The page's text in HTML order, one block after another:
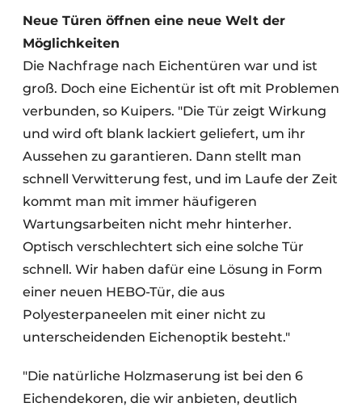
Neue Türen öffnen eine neue Welt der
Möglichkeiten
Die Nachfrage nach Eichentüren war und ist
groß. Doch eine Eichentür ist oft mit Problemen
verbunden, so Kuipers. "Die Tür zeigt Wirkung
und wird oft blank lackiert geliefert, um ihr
Aussehen zu garantieren. Dann stellt man
schnell Verwitterung fest, und im Laufe der Zeit
kommt man mit immer häufigeren
Wartungsarbeiten nicht mehr hinterher.
Optisch verschlechtert sich eine solche Tür
schnell. Wir haben dafür eine Lösung in Form
einer neuen HEBO-Tür, die aus
Polyesterpaneelen mit einer nicht zu
unterscheidenden Eichenoptik besteht."
"Die natürliche Holzmaserung ist bei den 6
Eichendekoren, die wir anbieten, deutlich